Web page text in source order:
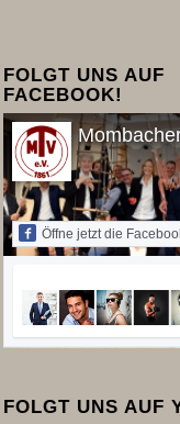
FOLGT UNS AUF
FACEBOOK!
Öffne jetzt die
FOLGT UNS AUF